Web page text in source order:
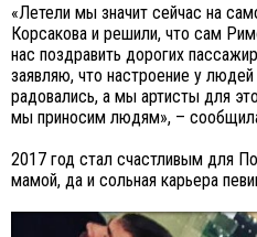
«Летели мы значит сейчас на
Корсакова и решили, что сам
нас поздравить дорогих
заявляю, что настроение у
радовались, а мы артисты для
мы приносим людям», –
2017 год стал счастливым для
мамой, да и сольная карьера